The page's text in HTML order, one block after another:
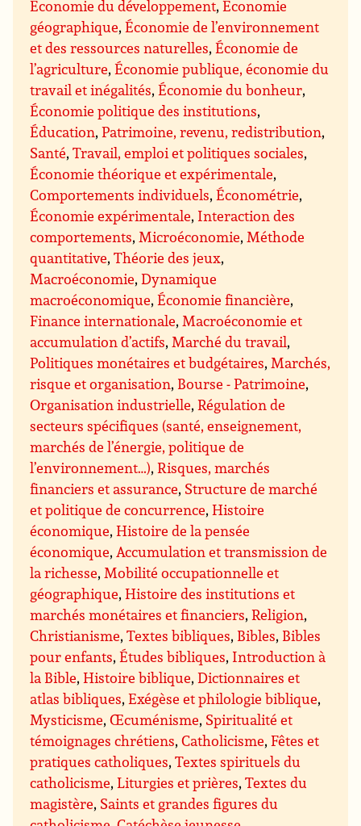
Économie du développement,Économie
géographique,Économie de l’environnement
et des ressources naturelles,Économie de
l’agriculture,Économie publique, économie du
travail et inégalités,Économie du bonheur,
Économie politique des institutions,
Éducation,Patrimoine, revenu, redistribution,
Santé,Travail, emploi et politiques sociales,
Économie théorique et expérimentale,
Comportements individuels,Économétrie,
Économie expérimentale, Interaction des
comportements, Microéconomie, Méthode
quantitative,Théorie des jeux,
Macroéconomie,Dynamique
macroéconomique,Économie financière,
Finance internationale, Macroéconomie et
accumulation d’actifs, Marché du travail,
Politiques monétaires et budgétaires, Marchés,
risque et organisation, Bourse - Patrimoine,
Organisation industrielle,Régulation de
secteurs spécifiques (santé, enseignement,
marchés de l’énergie, politique de
l’environnement…),Risques, marchés
financiers et assurance, Structure de marché
et politique de concurrence,Histoire
économique,Histoire de la pensée
économique, Accumulation et transmission de
la richesse, Mobilité occupationnelle et
géographique,Histoire des institutions et
marchés monétaires et financiers,Religion,
Christianisme,Textes bibliques, Bibles, Bibles
pour enfants,Études bibliques, Introduction à
la Bible,Histoire biblique,Dictionnaires et
atlas bibliques,Exégèse et philologie biblique,
Mysticisme,Œcuménisme, Spiritualité et
témoignages chrétiens,Catholicisme,Fêtes et
pratiques catholiques,Textes spirituels du
catholicisme,Liturgies et prières,Textes du
magistère, Saints et grandes figures du